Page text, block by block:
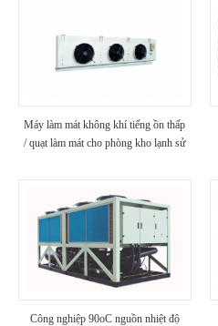
Máy làm mát không khí tiếng ồn thấp
/ quạt làm mát cho phòng kho lạnh sử
Công nghiệp 90oC nguồn nhiệt độ